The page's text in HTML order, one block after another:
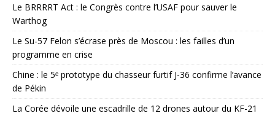
Le BRRRRT Act : le Congrès contre l’USAF pour sauver le
Warthog
Le Su-57 Felon s’écrase près de Moscou : les failles d’un
programme en crise
Chine : le 5ᵉ prototype du chasseur furtif J-36 confirme l’avance
de Pékin
La Corée dévoile une escadrille de 12 drones autour du KF-21